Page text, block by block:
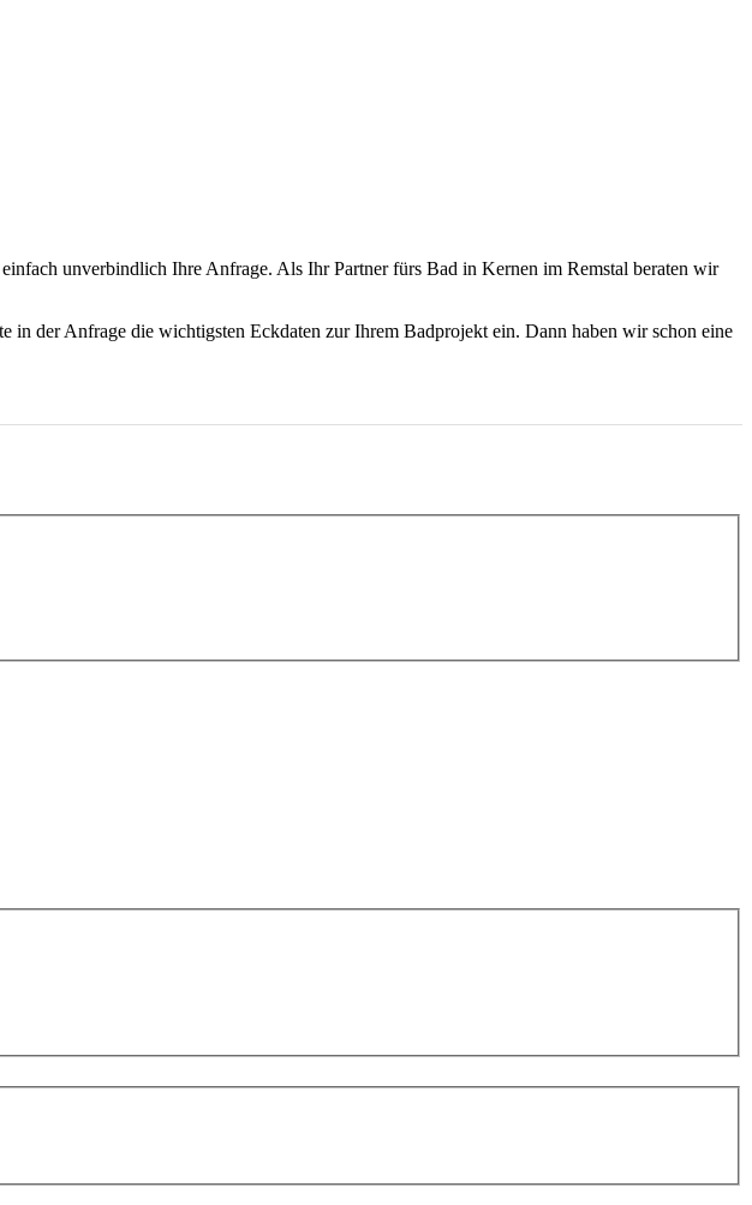
unverbindlich Ihre Anfrage. Als Ihr Partner fürs Bad in Kernen im Remstal beraten wir
in der Anfrage die wichtigsten Eckdaten zur Ihrem Badprojekt ein. Dann haben wir schon eine